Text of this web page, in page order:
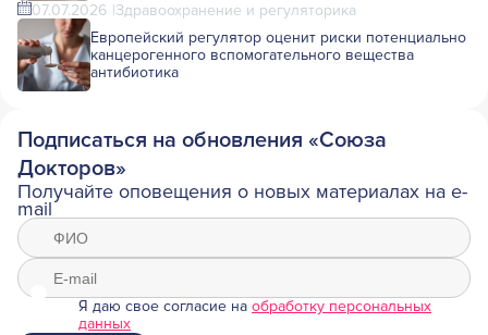
07.07.2026 Здравоохранение и регуляторика
Европейский регулятор оценит риски потенциально
канцерогенного вспомогательного вещества
антибиотика
Подписаться на обновления «Союза
Докторов»
Получайте оповещения о новых материалах на e-
mail
Я даю свое согласие на обработку персональных
данных